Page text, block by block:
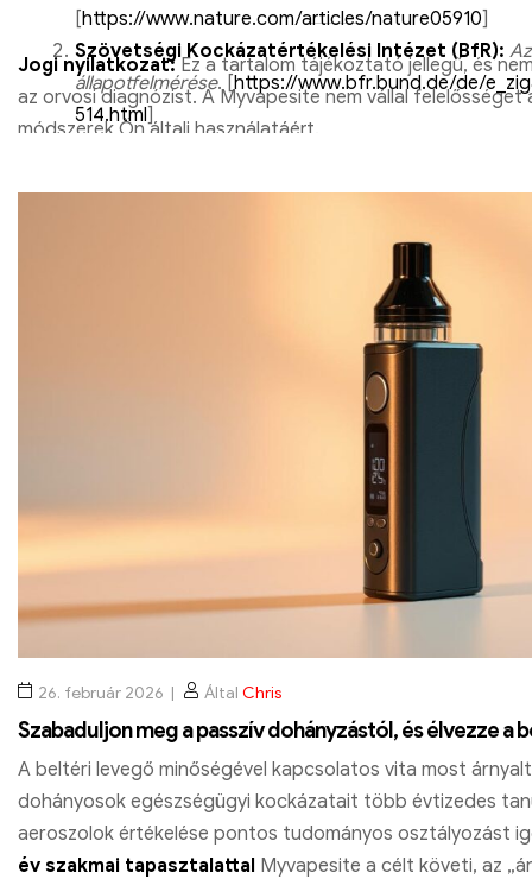
[https://www.nature.com/articles/nature05910]
Szövetségi Kockázatértékelési Intézet (BfR):
állapotfelmérése. [https://www.bfr.bund.de/de/
514.html]
Jogi nyilatkozat: Ez a tartalom tájékoztató jellegű, és
az orvosi diagnózist. A Myvapesite nem vállal felelősséget
módszerek Ön általi használatáért.
26. február 2026 Által Chris
Szabaduljon meg a passzív dohányzástól, és élvezze a
A beltéri levegő minőségével kapcsolatos vita most
dohányosok egészségügyi kockázatait több évtizedes
aeroszolok értékelése pontos tudományos osztályozást
év szakmai tapasztalattal Myvapesite a célt követi, az